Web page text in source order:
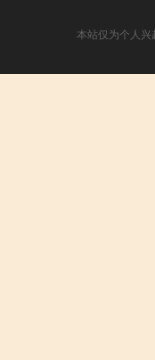
本站仅为个人